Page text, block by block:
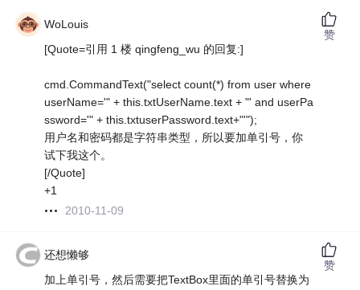
WoLouis
[Quote=引用 1 楼 qingfeng_wu 的回复:]
cmd.CommandText("select count(*) from user where
userName='" + this.txtUserName.text + "' and userPa
ssword='" + this.txtuserPassword.text+"'");
用户名和密码都是字符串类型，所以要加单引号，你
试下我这个。
[/Quote]
+1
2010-11-09
赞
还想懒够
加上单引号，然后需要把TextBox里面的单引号替换为
赞